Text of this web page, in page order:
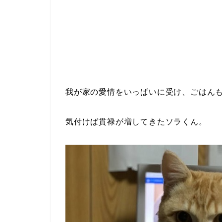
我が家の愛情をいっぱいに受け、ごはん
気付けば貫禄が増してきたソラくん。